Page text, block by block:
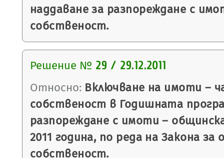
наддаване за разпореждане с
собственост.
Решение № 29 / 29.12.2011
Относно: Включване на имоти –
собственост в Годишната
разпореждане с имоти –
2011 година, по реда на Закона
собственост.